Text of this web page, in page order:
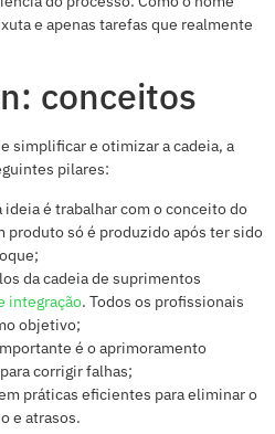
e apenas tarefas que realmente
conceitos
simplificar e otimizar a cadeia, a
pilares:
ideia é trabalhar com o conceito do
produto só é produzido após ter sido
da cadeia de suprimentos
integração. Todos os profissionais
objetivo;
é o aprimoramento
corrigir falhas;
práticas eficientes para eliminar o
e atrasos.